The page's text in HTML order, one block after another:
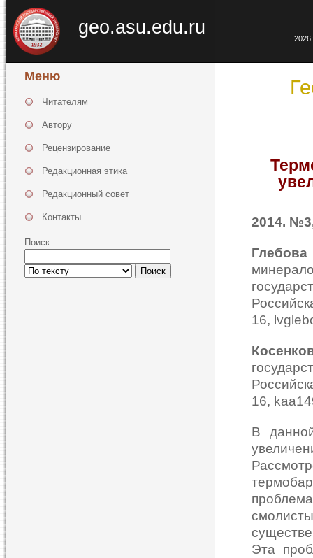
geo.asu.edu.ru
Меню
Читателям
Автору
Рецензирование
Редакционная этика
Редакционный совет
Контакты
Поиск:
Поиск
2014.
16,
16,
В
Эта